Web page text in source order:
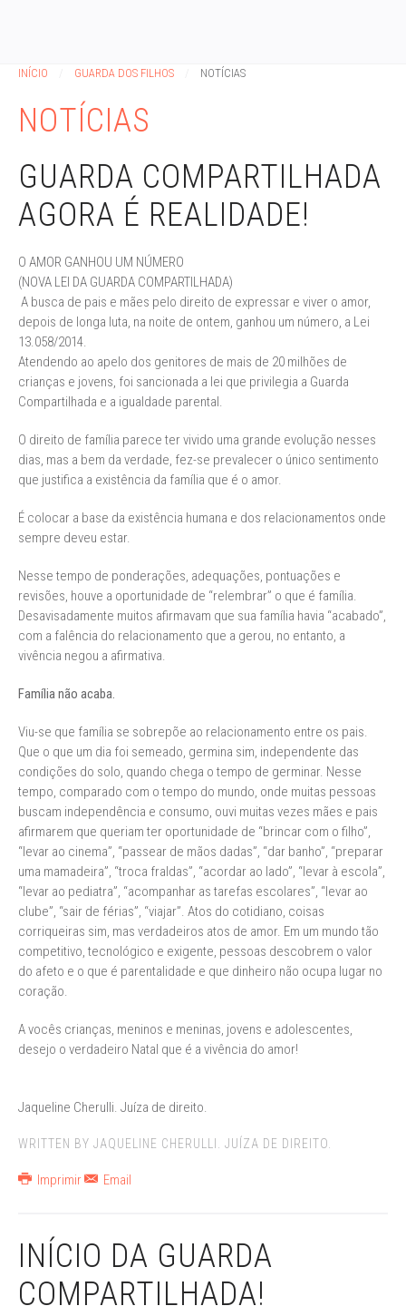
INÍCIO GUARDA DOS FILHOS NOTÍCIAS
NOTÍCIAS
GUARDA COMPARTILHADA
AGORA É REALIDADE!
O AMOR GANHOU UM NÚMERO
(NOVA LEI DA GUARDA COMPARTILHADA)
A busca de pais e mães pelo direito de expressar e viver o amor,
depois de longa luta, na noite de ontem, ganhou um número, a Lei
13.058/2014.
Atendendo ao apelo dos genitores de mais de 20 milhões de
crianças e jovens, foi sancionada a lei que privilegia a Guarda
Compartilhada e a igualdade parental.
O direito de família parece ter vivido uma grande evolução nesses
dias, mas a bem da verdade, fez-se prevalecer o único sentimento
que justifica a existência da família que é o amor.
É colocar a base da existência humana e dos relacionamentos onde
sempre deveu estar.
Nesse tempo de ponderações, adequações, pontuações e
revisões, houve a oportunidade de “relembrar” o que é família.
Desavisadamente muitos afirmavam que sua família havia “acabado”,
com a falência do relacionamento que a gerou, no entanto, a
vivência negou a afirmativa.
Família não acaba.
Viu-se que família se sobrepõe ao relacionamento entre os pais.
Que o que um dia foi semeado, germina sim, independente das
condições do solo, quando chega o tempo de germinar. Nesse
tempo, comparado com o tempo do mundo, onde muitas pessoas
buscam independência e consumo, ouvi muitas vezes mães e pais
afirmarem que queriam ter oportunidade de “brincar com o filho”,
“levar ao cinema”, “passear de mãos dadas”, “dar banho”, “preparar
uma mamadeira”, “troca fraldas”, “acordar ao lado”, “levar à escola”,
“levar ao pediatra”, “acompanhar as tarefas escolares”, “levar ao
clube”, “sair de férias”, “viajar”. Atos do cotidiano, coisas
corriqueiras sim, mas verdadeiros atos de amor. Em um mundo tão
competitivo, tecnológico e exigente, pessoas descobrem o valor
do afeto e o que é parentalidade e que dinheiro não ocupa lugar no
coração.
A vocês crianças, meninos e meninas, jovens e adolescentes,
desejo o verdadeiro Natal que é a vivência do amor!
Jaqueline Cherulli. Juíza de direito.
WRITTEN BY JAQUELINE CHERULLI. JUÍZA DE DIREITO.
Imprimir Email
INÍCIO DA GUARDA
COMPARTILHADA!